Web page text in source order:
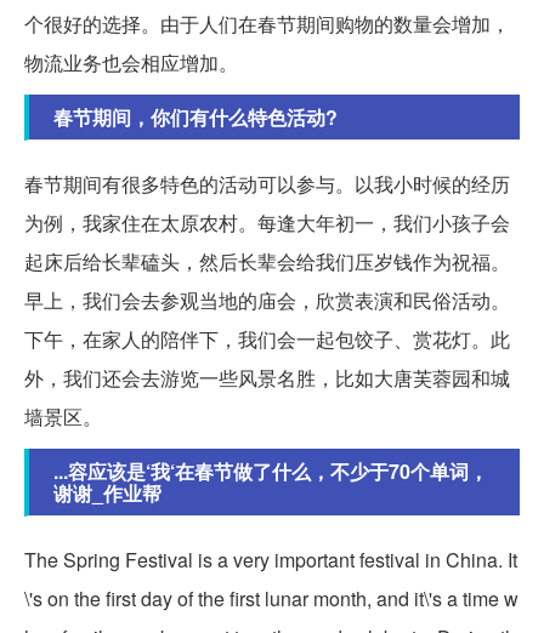
个很好的选择。由于人们在春节期间购物的数量会增加，
物流业务也会相应增加。
春节期间，你们有什么特色活动?
春节期间有很多特色的活动可以参与。以我小时候的经历
为例，我家住在太原农村。每逢大年初一，我们小孩子会
起床后给长辈磕头，然后长辈会给我们压岁钱作为祝福。
早上，我们会去参观当地的庙会，欣赏表演和民俗活动。
下午，在家人的陪伴下，我们会一起包饺子、赏花灯。此
外，我们还会去游览一些风景名胜，比如大唐芙蓉园和城
墙景区。
...容应该是‘我‘在春节做了什么，不少于70个单词，
谢谢_作业帮
The Spring Festival is a very important festival in China. It
\'s on the first day of the first lunar month, and it\'s a time w